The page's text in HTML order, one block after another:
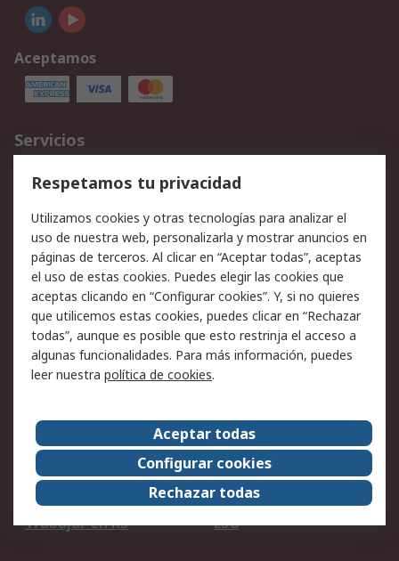
Aceptamos
Servicios
Cómo realizar pedidos
Devoluciones
Facturación y pago
Ofertas
Soporte técnico
Legal
Aviso legal
Política de privacidad -
Actualizada
Política sobre cookies
Seguridad de emails
Certificaciones de
Condiciones de venta
Acerca de RS
Acerca de RS
RS Group
RS en el mundo
Sala de prensa
Trabajar en RS
ESG
Respetamos tu privacidad
Utilizamos cookies y otras tecnologías para analizar el
uso de nuestra web, personalizarla y mostrar anuncios en
páginas de terceros. Al clicar en “Aceptar todas”, aceptas
el uso de estas cookies. Puedes elegir las cookies que
aceptas clicando en “Configurar cookies”. Y, si no quieres
que utilicemos estas cookies, puedes clicar en “Rechazar
todas”, aunque es posible que esto restrinja el acceso a
algunas funcionalidades. Para más información, puedes
leer nuestra política de cookies.
Aceptar todas
Configurar cookies
Rechazar todas